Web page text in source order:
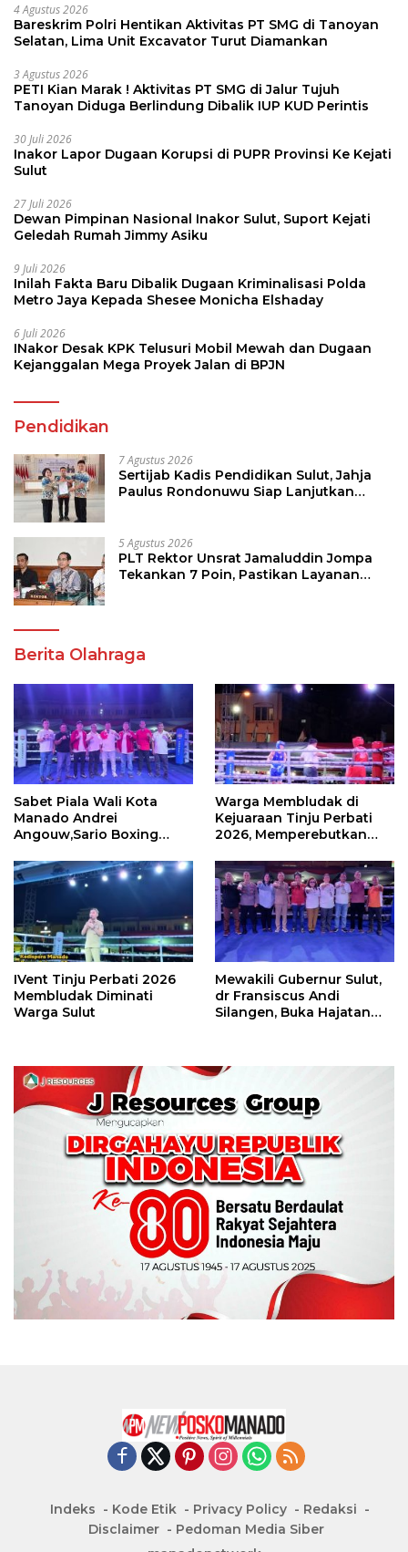
4 Agustus 2026
Bareskrim Polri Hentikan Aktivitas PT SMG di Tanoyan
Selatan, Lima Unit Excavator Turut Diamankan
3 Agustus 2026
PETI Kian Marak ! Aktivitas PT SMG di Jalur Tujuh
Tanoyan Diduga Berlindung Dibalik IUP KUD Perintis
30 Juli 2026
Inakor Lapor Dugaan Korupsi di PUPR Provinsi Ke Kejati
Sulut
27 Juli 2026
Dewan Pimpinan Nasional Inakor Sulut, Suport Kejati
Geledah Rumah Jimmy Asiku
9 Juli 2026
Inilah Fakta Baru Dibalik Dugaan Kriminalisasi Polda
Metro Jaya Kepada Shesee Monicha Elshaday
6 Juli 2026
INakor Desak KPK Telusuri Mobil Mewah dan Dugaan
Kejanggalan Mega Proyek Jalan di BPJN
Pendidikan
7 Agustus 2026
Sertijab Kadis Pendidikan Sulut, Jahja
Paulus Rondonuwu Siap Lanjutkan
5 Agustus 2026
PLT Rektor Unsrat Jamaluddin Jompa
Tekankan 7 Poin, Pastikan Layanan
Berita Olahraga
Sabet Piala Wali Kota
Manado Andrei
Angouw,Sario Boxing
Perbati 2026
Warga Membludak di
Kejuaraan Tinju Perbati
2026, Memperebutkan
IVent Tinju Perbati 2026
Membludak Diminati
Warga Sulut
Mewakili Gubernur Sulut,
dr Fransiscus Andi
Silangen, Buka Hajatan
Indeks Kode Etik Privacy Policy
Redaksi
Disclaimer
Pedoman Media Siber